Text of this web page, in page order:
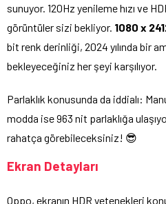
sunuyor. 120Hz yenileme hızı ve
görüntüler sizi bekliyor. 1080 x
bit renk derinliği, 2024 yılında bir
bekleyeceğiniz her şeyi karşılıyor.
Parlaklık konusunda da iddialı:
modda ise 963 nit parlaklığa
rahatça görebileceksiniz! 😎
Ekran Detayları
Oppo, ekranın HDR yetenekleri